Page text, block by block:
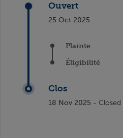
Ouvert
25 Oct 2025
Plainte
Éligibilité
Clos
18 Nov 2025 - Closed